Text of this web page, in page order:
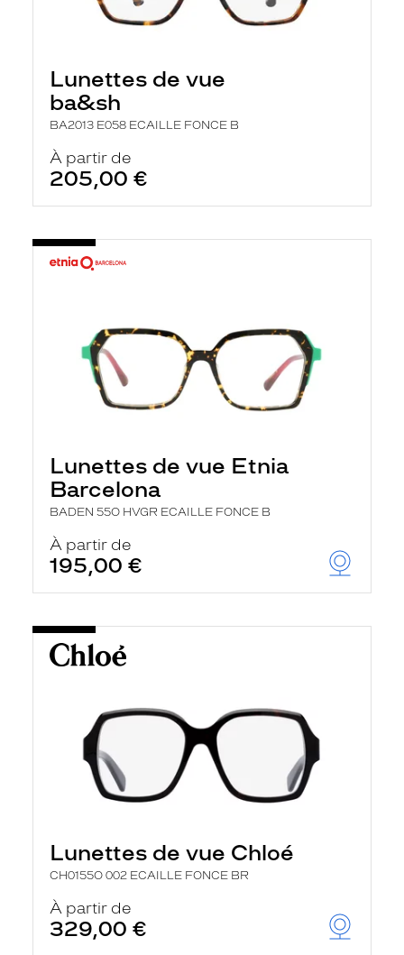
Lunettes de vue
ba&sh
BA2013 E058 ECAILLE FONCE B
À partir de
205,00 €
Lunettes de vue Etnia
Barcelona
BADEN 55O HVGR ECAILLE FONCE B
À partir de
195,00 €
Lunettes de vue Chloé
CH0155O 002 ECAILLE FONCE BR
À partir de
329,00 €